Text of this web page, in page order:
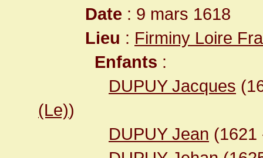
Date : 9 mars 1618
Lieu : Firminy Loire
Enfants :
DUPUY Jacques
(Le))
DUPUY Jean